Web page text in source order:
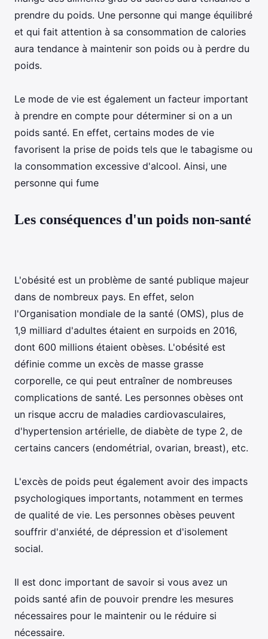
prendre du poids. Une personne qui mange équilibré
et qui fait attention à sa consommation de calories
aura tendance à maintenir son poids ou à perdre du
poids.
Le mode de vie est également un facteur important
à prendre en compte pour déterminer si on a un
poids santé. En effet, certains modes de vie
favorisent la prise de poids tels que le tabagisme ou
la consommation excessive d'alcool. Ainsi, une
personne qui fume
Les conséquences d'un poids non-santé
L'obésité est un problème de santé publique majeur
dans de nombreux pays. En effet, selon
l'Organisation mondiale de la santé (OMS), plus de
1,9 milliard d'adultes étaient en surpoids en 2016,
dont 600 millions étaient obèses. L'obésité est
définie comme un excès de masse grasse
corporelle, ce qui peut entraîner de nombreuses
complications de santé. Les personnes obèses ont
un risque accru de maladies cardiovasculaires,
d'hypertension artérielle, de diabète de type 2, de
certains cancers (endométrial, ovarian, breast), etc.
L'excès de poids peut également avoir des impacts
psychologiques importants, notamment en termes
de qualité de vie. Les personnes obèses peuvent
souffrir d'anxiété, de dépression et d'isolement
social.
Il est donc important de savoir si vous avez un
poids santé afin de pouvoir prendre les mesures
nécessaires pour le maintenir ou le réduire si
nécessaire.